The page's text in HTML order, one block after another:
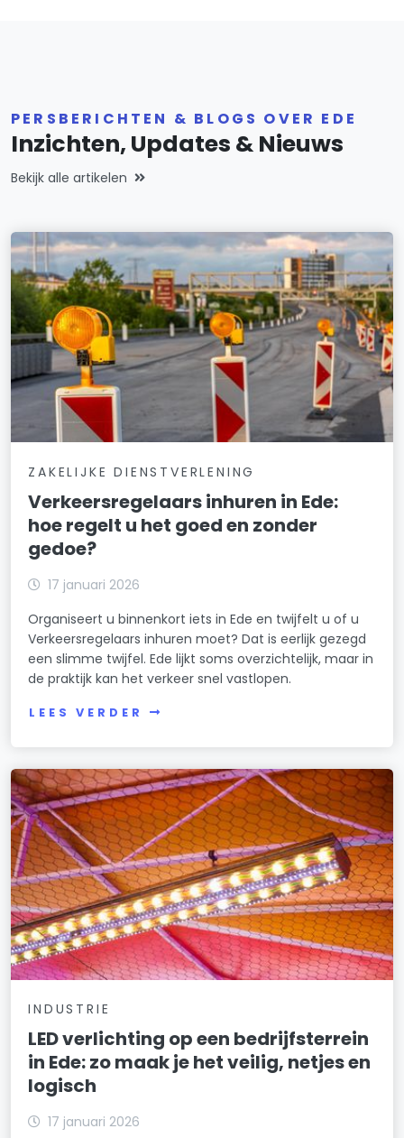
PERSBERICHTEN & BLOGS OVER EDE
Inzichten, Updates & Nieuws
Bekijk alle artikelen
ZAKELIJKE DIENSTVERLENING
Verkeersregelaars inhuren in Ede:
hoe regelt u het goed en zonder
gedoe?
17 januari 2026
Organiseert u binnenkort iets in Ede en twijfelt u of u
Verkeersregelaars inhuren moet? Dat is eerlijk gezegd
een slimme twijfel. Ede lijkt soms overzichtelijk, maar in
de praktijk kan het verkeer snel vastlopen.
LEES VERDER
INDUSTRIE
LED verlichting op een bedrijfsterrein
in Ede: zo maak je het veilig, netjes en
logisch
17 januari 2026